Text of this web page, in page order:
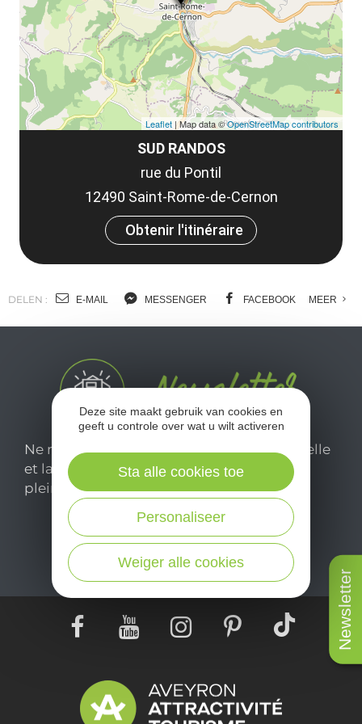
Newsletter
SUD RANDOS
rue du Pontil
12490 Saint-Rome-de-Cernon
Obtenir l'itinéraire
Leaflet | Map data ©OpenStreetMap contributors
DELEN : E-MAIL MESSENGER FACEBOOK MEER
Ne manquez pas notre newsletter mensuelle
et laissez-vous inspirer pour profiter
pleinement de votre séjour en Aveyron.
Je m'abonne ici
Deze site maakt gebruik van cookies en
geeft u controle over wat u wilt activeren
Weiger alle cookies
Personaliseer
Sta alle cookies toe